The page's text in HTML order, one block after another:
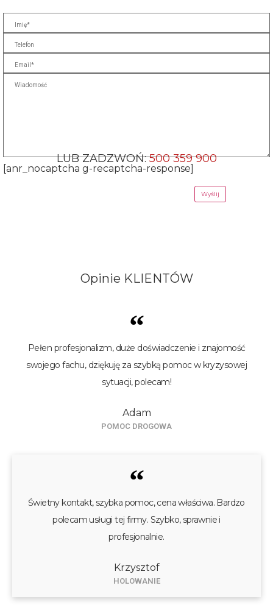
[anr_nocaptcha g-recaptcha-response]
LUB ZADZWOŃ:500 359 900
Opinie KLIENTÓW
“
Pełen profesjonalizm, duże doświadczenie i znajomość
swojego fachu, dziękuję za szybką pomoc w kryzysowej
sytuacji, polecam!
Adam
POMOC DROGOWA
“
Świetny kontakt, szybka pomoc, cena właściwa. Bardzo
polecam usługi tej firmy. Szybko, sprawnie i
profesjonalnie.
Krzysztof
HOLOWANIE